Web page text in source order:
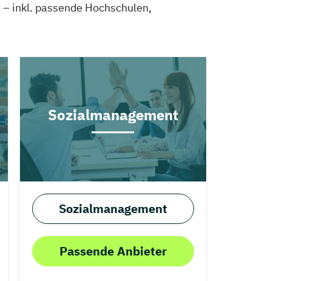
inkl. passende Hochschulen,
Sozialmanagement
Sozialmanagement
Passende Anbieter